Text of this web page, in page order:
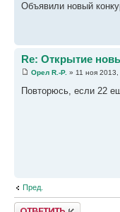
Объявили новый
Re: Открытие
Орел R.-P. » 11 ноя
Повторюсь, если 22
Пред.
Ответить